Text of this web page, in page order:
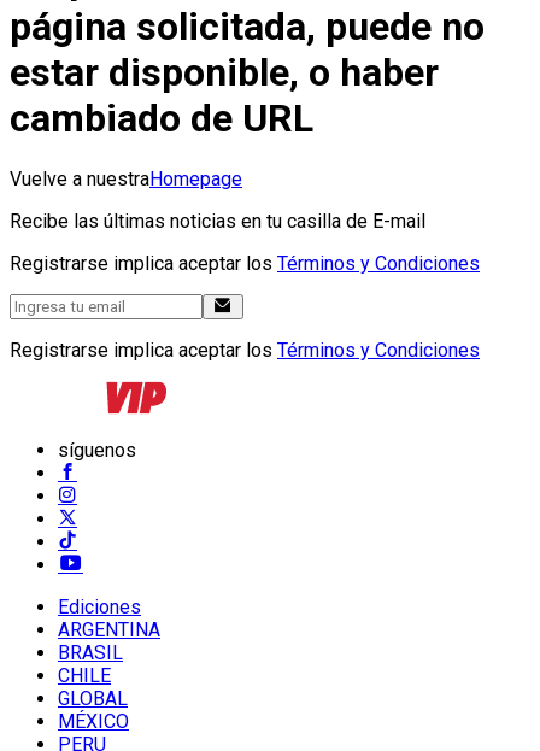
página solicitada, puede no
estar disponible, o haber
cambiado de URL
Vuelve a nuestraHomepage
Recibe las últimas noticias en tu casilla de E-mail
Registrarse implica aceptar los Términos y Condiciones
Registrarse implica aceptar los Términos y Condiciones
síguenos
Ediciones
ARGENTINA
BRASIL
CHILE
GLOBAL
MÉXICO
PERU